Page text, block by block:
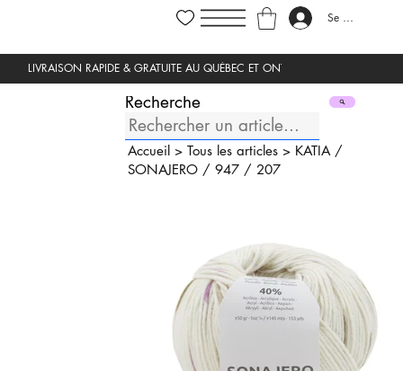
Se connecter
Recherche
Accueil> Tous les articles> KATIA /
SONAJERO / 947 / 207